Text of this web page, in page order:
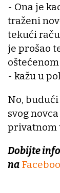
- Ona je
traženi
tekući
je prošao
- kažu u
No, budući
svog
privatnom
Dobijte
na